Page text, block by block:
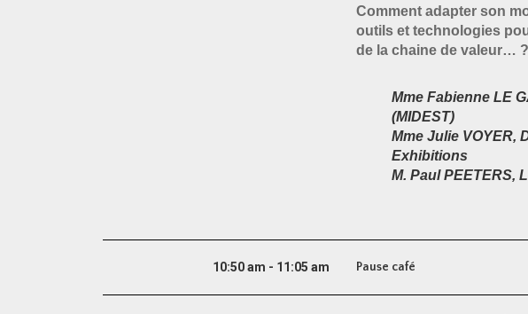
Comment adapter son
outils et technologies
de la chaine de valeur…
Mme Fabienne LE
(MIDEST)
Mme Julie VOYER,
Exhibitions
M. Paul PEETERS,
10:50 am - 11:05 am Pause café